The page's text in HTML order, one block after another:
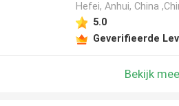
Hefei, Anhui, China
5.0
Geverifieerde
Bekijk